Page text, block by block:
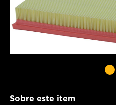
Sobre este item